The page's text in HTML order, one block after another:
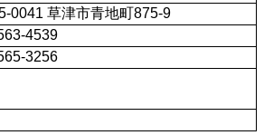
0041 草津市青地町875-9
4539
3256